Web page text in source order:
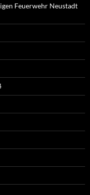
Feuerwehr Neustadt